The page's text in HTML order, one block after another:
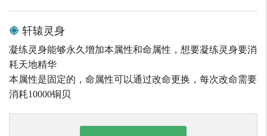
轩辕灵身
凝练灵身能够永久增加本属性和命属性，想要凝练灵身要消
耗天地精华
本属性是固定的，命属性可以通过改命更换，每次改命需要
消耗10000铜贝